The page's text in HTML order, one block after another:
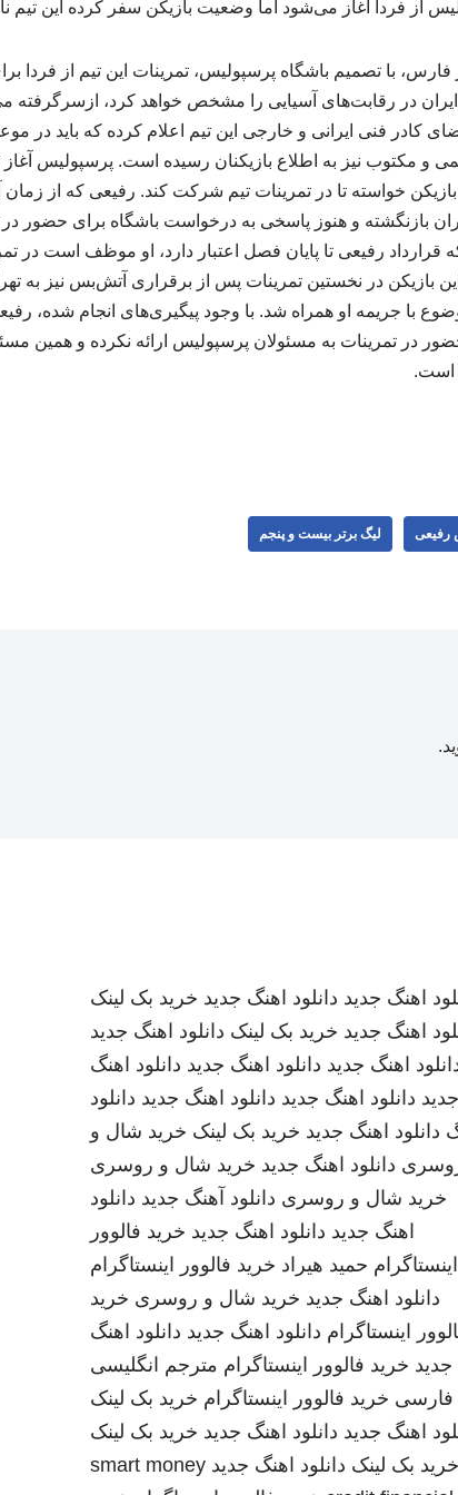
از فردا آغاز می‌شود اما وضعیت بازیکن سفر کرده این
با تصمیم باشگاه پرسپولیس، تمرینات این تیم از فردا
ایران در رقابت‌های آسیایی را مشخص خواهد کرد،
کادر فنی ایرانی و خارجی این تیم اعلام کرده که باید در
نیز به اطلاع بازیکنان رسیده است. پرسپولیس آغاز
خواسته تا در تمرینات تیم شرکت کند. رفیعی که از زمان
بازنگشته و هنوز پاسخی به درخواست باشگاه برای حضور
قرارداد رفیعی تا پایان فصل اعتبار دارد، او موظف است در
بازیکن در نخستین تمرینات پس از برقراری آتش‌بس نیز به
با جریمه او همراه شد. با وجود پیگیری‌های انجام شده،
در تمرینات به مسئولان پرسپولیس ارائه نکرده و همین
است.
لیگ برتر بیست و پنجم
.
اهنگ جدید دانلود اهنگ جدید خرید بک لینک
اهنگ جدید خرید بک لینک دانلود اهنگ جدید
اهنگ جدید دانلود اهنگ جدید دانلود اهنگ
جدید دانلود اهنگ جدید دانلود اهنگ جدید دانلود
دانلود اهنگ جدید خرید بک لینک خرید شال و
دانلود اهنگ جدید خرید شال و روسری
خرید شال و روسری دانلود آهنگ جدید دانلود
اهنگ جدید دانلود اهنگ جدید خرید فالوور
اینستاگرام حمید هیراد خرید فالوور اینستاگرام
دانلود اهنگ جدید خرید شال و روسری خرید
اینستاگرام دانلود اهنگ جدید دانلود اهنگ
جدید خرید فالوور اینستاگرام مترجم انگلیسی
فارسی خرید فالوور اینستاگرام خرید بک لینک
اهنگ جدید دانلود اهنگ جدید خرید بک لینک
خرید بک لینک دانلود اهنگ جدید smart money